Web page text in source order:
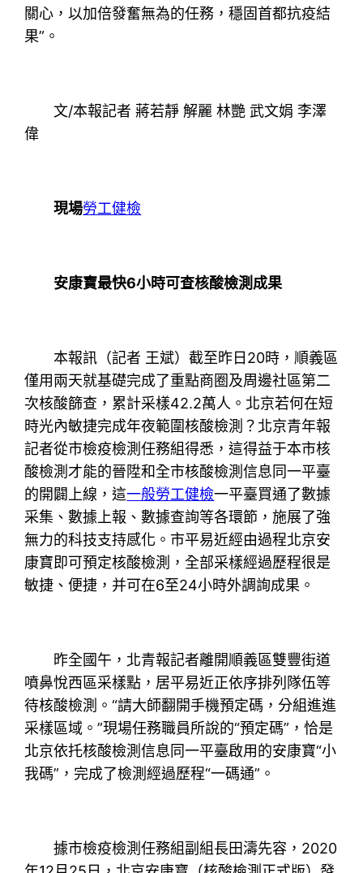
關心，以加倍發奮無為的任務，穩固首都抗疫結
果”。
文/本報記者 蔣若靜 解麗 林艷 武文娟 李澤
偉
現場勞工健檢
安康寶最快6小時可查核酸檢測成果
本報訊（記者 王斌）截至昨日20時，順義區
僅用兩天就基礎完成了重點商圈及周邊社區第二
次核酸篩查，累計采樣42.2萬人。北京若何在短
時光內敏捷完成年夜範圍核酸檢測？北京青年報
記者從市檢疫檢測任務組得悉，這得益于本市核
酸檢測才能的晉陞和全市核酸檢測信息同一平臺
的開闢上線，這一般勞工健檢一平臺買通了數據
采集、數據上報、數據查詢等各環節，施展了強
無力的科技支持感化。市平易近經由過程北京安
康寶即可預定核酸檢測，全部采樣經過歷程很是
敏捷、便捷，并可在6至24小時外調詢成果。
昨全國午，北青報記者離開順義區雙豐街道
噴鼻悅西區采樣點，居平易近正依序排列隊伍等
待核酸檢測。“請大師翻開手機預定碼，分組進進
采樣區域。”現場任務職員所說的“預定碼”，恰是
北京依托核酸檢測信息同一平臺啟用的安康寶“小
我碼”，完成了檢測經過歷程“一碼通”。
據市檢疫檢測任務組副組長田濤先容，2020